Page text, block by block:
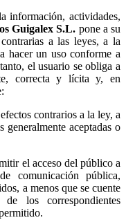
información, actividades,
pone a su
a las leyes, a la
hacer un uso conforme a
el usuario se obliga a
correcta y lícita y, en
contrarios a la ley, a
generalmente aceptadas o
el acceso del público a
comunicación pública,
a menos que se cuente
los correspondientes